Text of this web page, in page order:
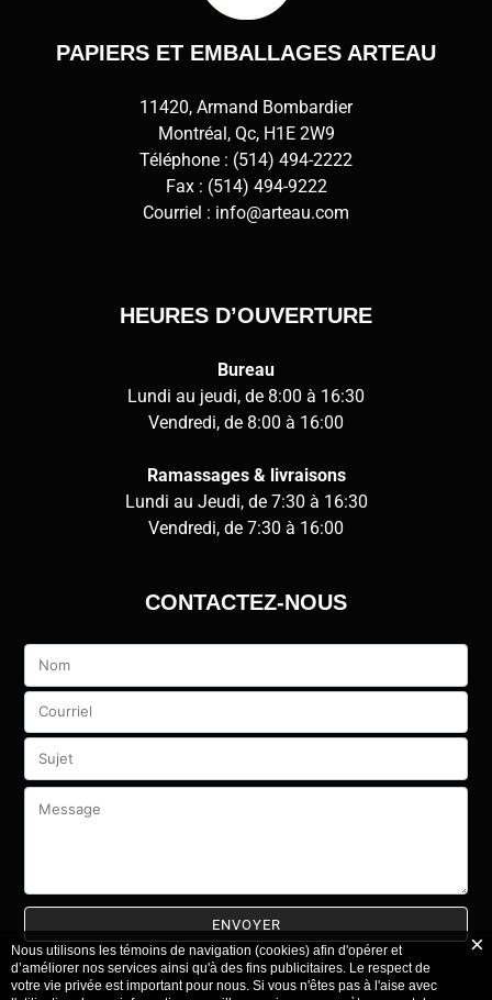
PAPIERS ET EMBALLAGES ARTEAU
11420, Armand Bombardier
Montréal, Qc, H1E 2W9
Téléphone : (514) 494-2222
Fax : (514) 494-9222
Courriel : info@arteau.com
HEURES D’OUVERTURE
Bureau
Lundi au jeudi, de 8:00 à 16:30
Vendredi, de 8:00 à 16:00
Ramassages & livraisons
Lundi au Jeudi, de 7:30 à 16:30
Vendredi, de 7:30 à 16:00
CONTACTEZ-NOUS
Veuillez
vide.
Nous utilisons les témoins de navigation (cookies) afin d'opérer et
d’améliorer nos services ainsi qu'à des fins publicitaires. Le respect de
votre vie privée est important pour nous. Si vous n'êtes pas à l'aise avec